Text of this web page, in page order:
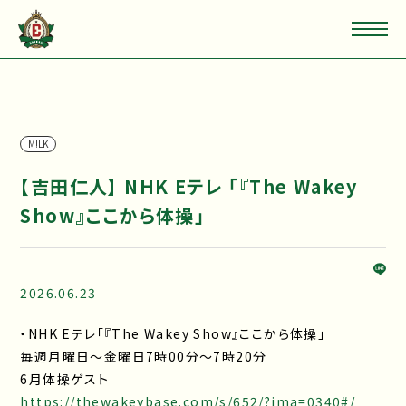
M!LK
【吉田仁人】 NHK Eテレ 「『The Wakey
Show』ここから体操」
2026.06.23
・NHK Eテレ「『The Wakey Show』ここから体操」
毎週月曜日～金曜日7時00分～7時20分
6月体操ゲスト
https://thewakeybase.com/s/652/?ima=0340#/